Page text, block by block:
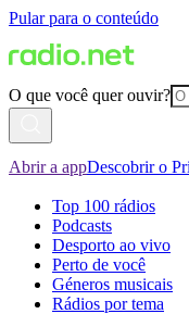
Pular para o conteúdo
O que você quer ouvir?
Abrir a appDescobrir o
Top 100 rádios
Podcasts
Desporto ao vivo
Perto de você
Géneros musicais
Rádios por tema